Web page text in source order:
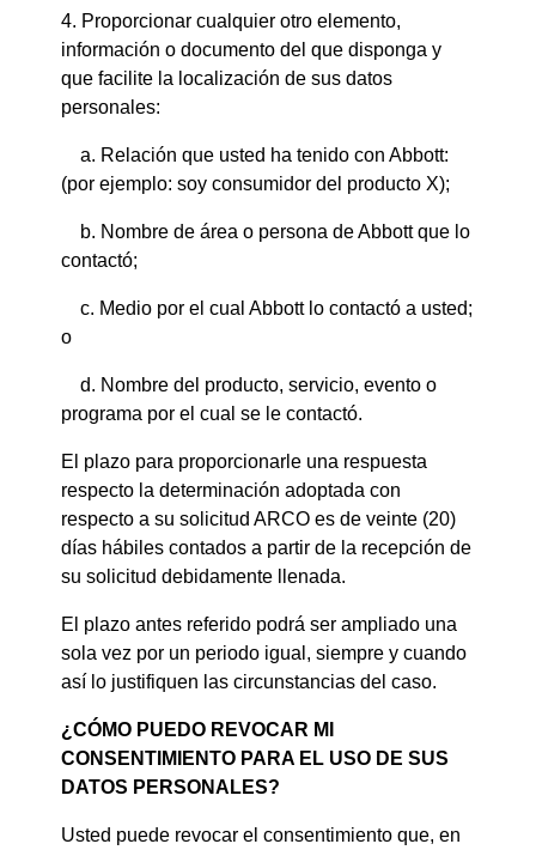
4. Proporcionar cualquier otro elemento,
información o documento del que disponga y
que facilite la localización de sus datos
personales:
a. Relación que usted ha tenido con Abbott:
(por ejemplo: soy consumidor del producto X);
b. Nombre de área o persona de Abbott que lo
contactó;
c. Medio por el cual Abbott lo contactó a usted;
o
d. Nombre del producto, servicio, evento o
programa por el cual se le contactó.
El plazo para proporcionarle una respuesta
respecto la determinación adoptada con
respecto a su solicitud ARCO es de veinte (20)
días hábiles contados a partir de la recepción de
su solicitud debidamente llenada.
El plazo antes referido podrá ser ampliado una
sola vez por un periodo igual, siempre y cuando
así lo justifiquen las circunstancias del caso.
¿CÓMO PUEDO REVOCAR MI
CONSENTIMIENTO PARA EL USO DE SUS
DATOS PERSONALES?
Usted puede revocar el consentimiento que, en